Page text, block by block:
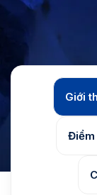
Giới
Điểm